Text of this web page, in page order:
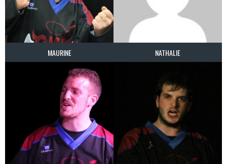
MAURINE NATHALIE